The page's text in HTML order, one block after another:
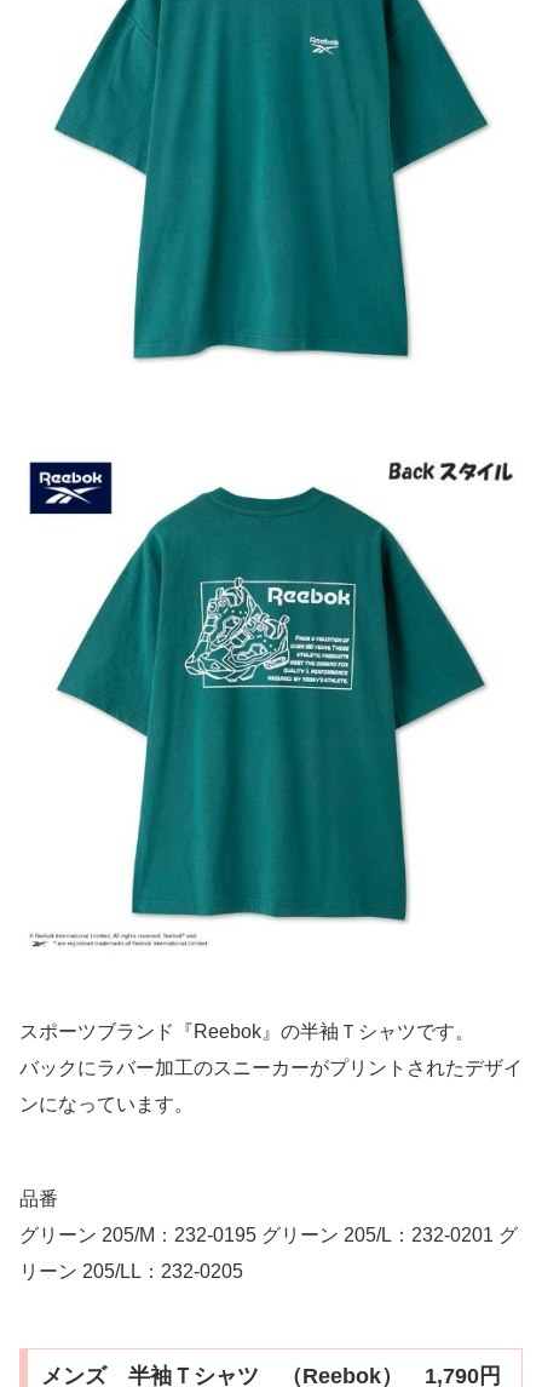
スポーツブランド『Reebok』の半袖Ｔシャツです。
バックにラバー加工のスニーカーがプリントされたデザイ
ンになっています。
品番
グリーン 205/M：232-0195 グリーン 205/L：232-0201 グ
リーン 205/LL：232-0205
メンズ 半袖Ｔシャツ （Reebok） 1,790円